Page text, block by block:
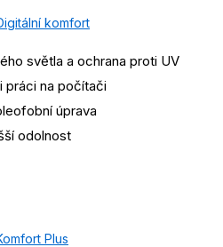
komfort
světla a ochrana proti UV
práci na počítači
úprava
odolnost
Plus